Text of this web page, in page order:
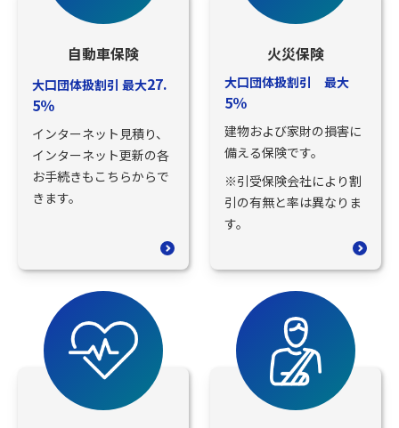
自動車保険
大口団体扱割引 最大27.
5％
インターネット見積り、
インターネット更新の各
お手続きもこちらからで
きます。
火災保険
大口団体扱割引 最大
5％
建物および家財の損害に
備える保険です。
※引受保険会社により割
引の有無と率は異なりま
す。